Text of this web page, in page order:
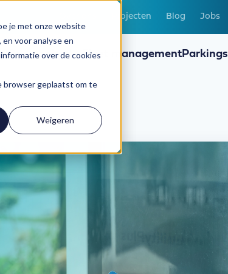
je met onze website
voor analyse en
over de cookies
browser geplaatst om te
Weigeren
Projecten Blog Jobs
Ons aanbod Fleet managementParkings